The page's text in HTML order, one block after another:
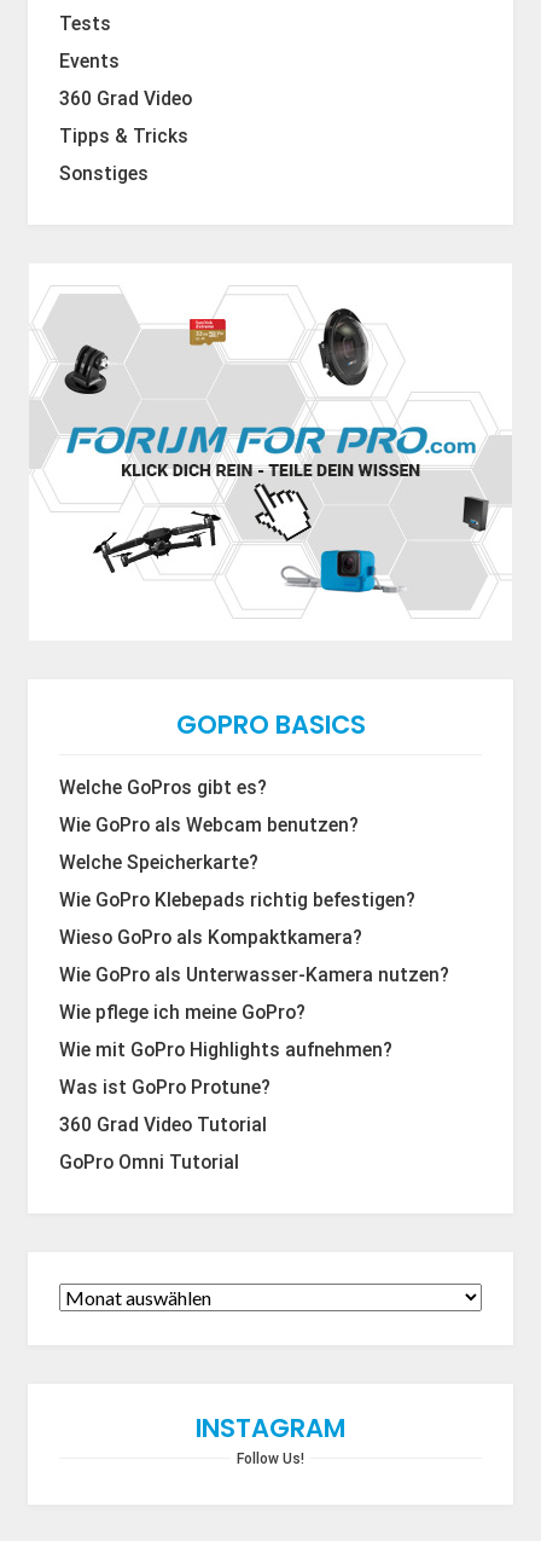
Tests
Events
360 Grad Video
Tipps & Tricks
Sonstiges
GOPRO BASICS
Welche GoPros gibt es?
Wie GoPro als Webcam benutzen?
Welche Speicherkarte?
Wie GoPro Klebepads richtig befestigen?
Wieso GoPro als Kompaktkamera?
Wie GoPro als Unterwasser-Kamera nutzen?
Wie pflege ich meine GoPro?
Wie mit GoPro Highlights aufnehmen?
Was ist GoPro Protune?
360 Grad Video Tutorial
GoPro Omni Tutorial
INSTAGRAM
Follow Us!